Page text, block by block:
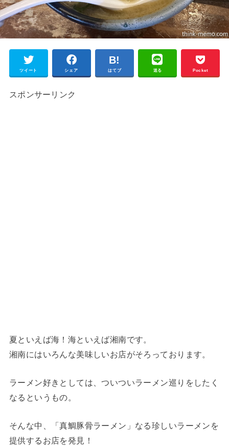
ツイート シェア はてブ 送る Pocket
スポンサーリンク
夏といえば海！海といえば湘南です。
湘南にはいろんな美味しいお店がそろっております。
ラーメン好きとしては、ついついラーメン巡りをしたく
なるというもの。
そんな中、「真鯛豚骨ラーメン」なる珍しいラーメンを
提供するお店を発見！